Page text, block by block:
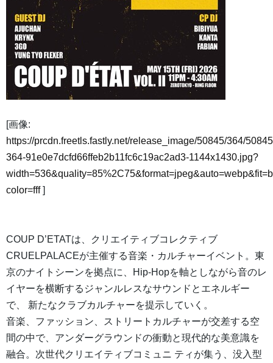
[画像:
https://prcdn.freetls.fastly.net/release_image/50845/364/
364-91e0e7dcfd66ffeb2b11fc6c19ac2ad3-1144x1430.jpg?
color=fff]
COUP D’ETATは、クリエイティブコレクティブ
CRUELPALACEが主催する音楽・カルチャーイベント。東
京のナイトシーンを拠点に、Hip-Hopを軸としながら音のレ
イヤーを横断するジャンルレスなサウンドとエネルギー
で、 新たなクラブカルチャーを提示していく。
音楽、ファッション、ストリートカルチャーが交差する空
間の中で、アンダーグラウンドの衝動と現代的な美意識を
融合。次世代クリエイティブコミュニ ティが集う、没入型